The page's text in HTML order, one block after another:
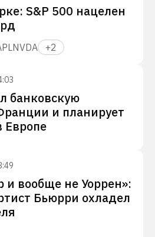
S&P 500 нацелен
NVDA +2
банковскую
и планирует
Европе
и вообще не Уоррен»:
Бьюрри охладел